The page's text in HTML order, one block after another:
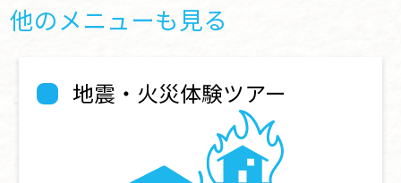
他のメニューも見る
地震・火災体験ツアー